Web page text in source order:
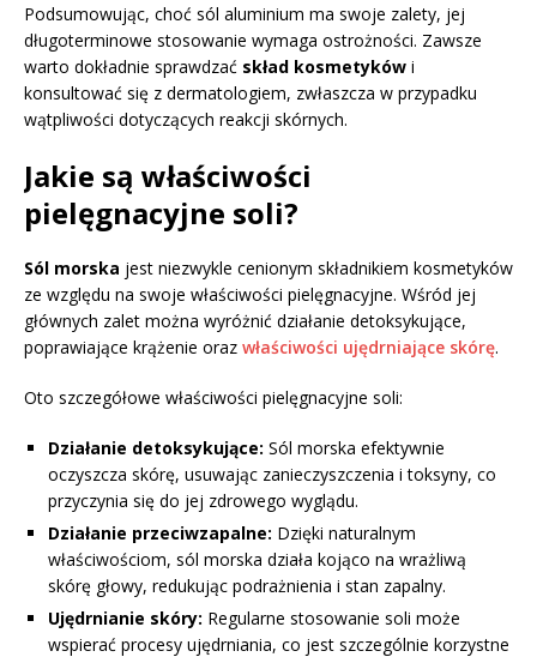
Podsumowując, choć sól aluminium ma swoje zalety, jej
długoterminowe stosowanie wymaga ostrożności. Zawsze
warto dokładnie sprawdzać skład kosmetyków i
konsultować się z dermatologiem, zwłaszcza w przypadku
wątpliwości dotyczących reakcji skórnych.
Jakie są właściwości
pielęgnacyjne soli?
Sól morska jest niezwykle cenionym składnikiem kosmetyków
ze względu na swoje właściwości pielęgnacyjne. Wśród jej
głównych zalet można wyróżnić działanie detoksykujące,
poprawiające krążenie oraz właściwości ujędrniające skórę.
Oto szczegółowe właściwości pielęgnacyjne soli:
Działanie detoksykujące: Sól morska efektywnie
oczyszcza skórę, usuwając zanieczyszczenia i toksyny, co
przyczynia się do jej zdrowego wyglądu.
Działanie przeciwzapalne: Dzięki naturalnym
właściwościom, sól morska działa kojąco na wrażliwą
skórę głowy, redukując podrażnienia i stan zapalny.
Ujędrnianie skóry: Regularne stosowanie soli może
wspierać procesy ujędrniania, co jest szczególnie korzystne